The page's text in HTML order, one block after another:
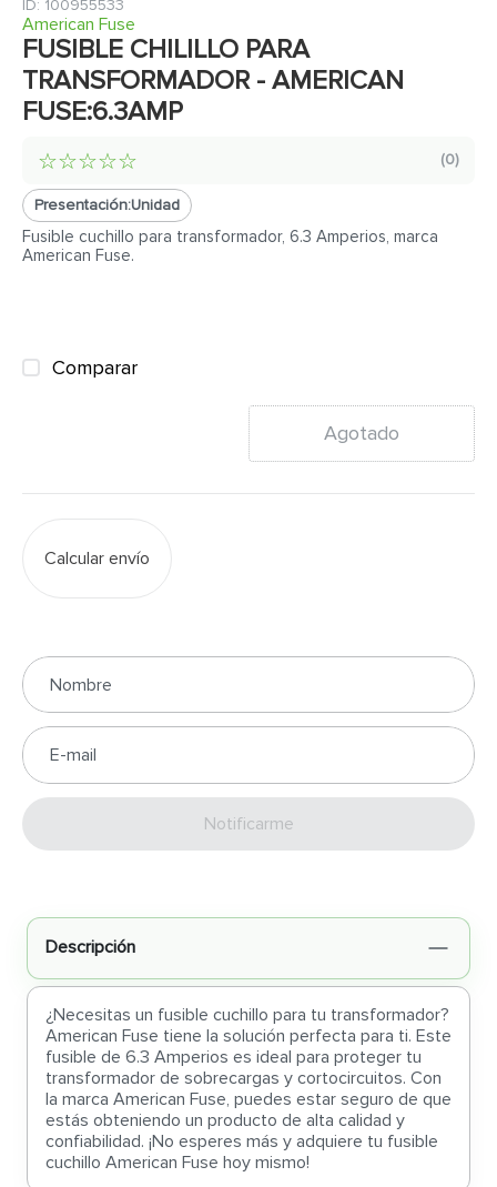
: 100955533
American Fuse
FUSIBLE CHILILLO PARA
TRANSFORMADOR - AMERICAN
FUSE:6.3AMP
☆☆☆☆☆ (0)
Presentación:Unidad
Fusible cuchillo para transformador, 6.3 Amperios, marca
American Fuse.
Comparar
Agotado
Calcular envío
Enviar
Descripción
¿Necesitas un fusible cuchillo para tu transformador?
American Fuse tiene la solución perfecta para ti. Este
fusible de 6.3 Amperios es ideal para proteger tu
transformador de sobrecargas y cortocircuitos. Con
la marca American Fuse, puedes estar seguro de que
estás obteniendo un producto de alta calidad y
confiabilidad. ¡No esperes más y adquiere tu fusible
cuchillo American Fuse hoy mismo!
8.
inodoro
9.
puerta